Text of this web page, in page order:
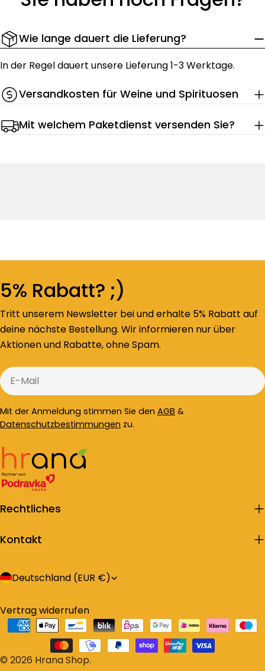
Wie lange dauert die Lieferung?
In der Regel dauert unsere Lieferung 1-3 Werktage.
Versandkosten für Weine und Spirituosen
Mit welchem Paketdienst versenden Sie?
5% Rabatt? ;)
Tritt unserem Newsletter bei und erhalte 5% Rabatt auf
deine nächste Bestellung. Wir informieren nur über
Aktionen und Rabatte, ohne Spam.
E-
Mail
Mit der Anmeldung stimmen Sie den AGB &
Datenschutzbestimmungen zu.
Rechtliches
Kontakt
L
n
d
/
Deutschland (EUR €)
© 2026 Hrana Shop.
Vertrag widerrufen
Zahlungsarten